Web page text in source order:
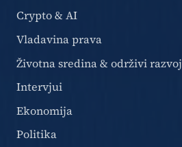
Crypto & AI
Vladavina prava
Životna sredina & održivi razvoj
Intervjui
Ekonomija
Politika